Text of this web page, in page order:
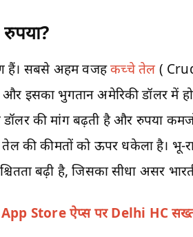
हैं। सबसे अहम वजहकच्चे तेल (
इसका भुगतान अमेरिकी डॉलर में
की मांग बढ़ती है और रुपया
की कीमतों को ऊपर धकेला है। भू-
बढ़ी है, जिसका सीधा असर
Store ऐप्स पर Delhi HC